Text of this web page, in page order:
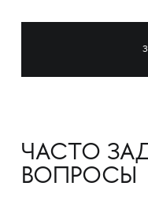
ЧАСТО
ВОПРОСЫ